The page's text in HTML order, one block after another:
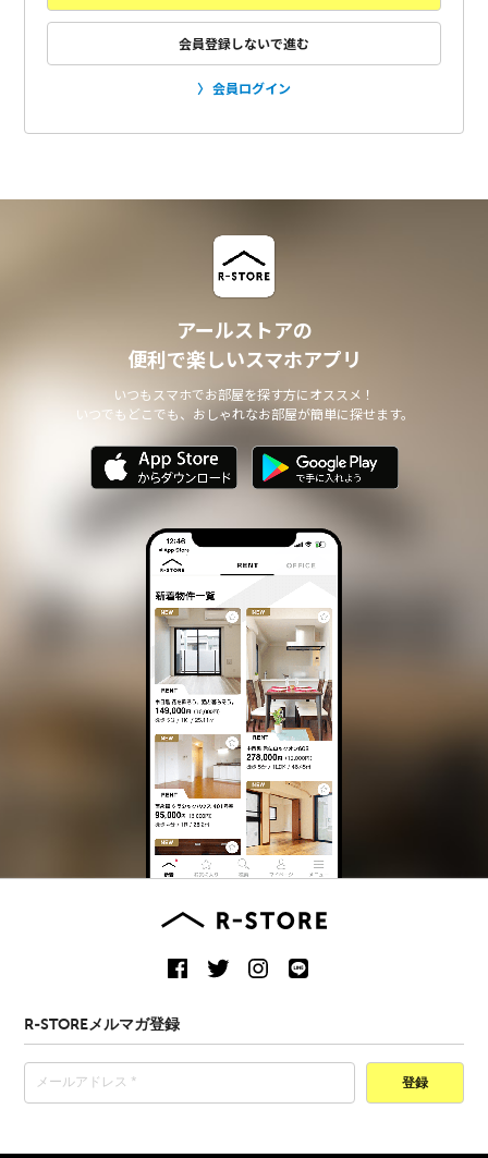
会員登録しないで進む
会員ログイン
アールストアの
便利で楽しいスマホアプリ
いつもスマホでお部屋を探す方にオススメ！
いつでもどこでも、おしゃれなお部屋が簡単に探せます。
R-STOREメルマガ登録
登録